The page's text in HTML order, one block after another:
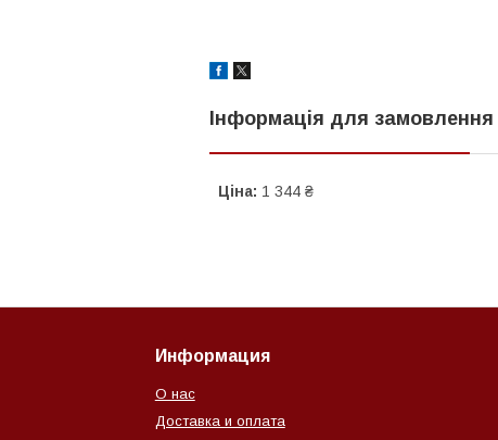
Інформація для замовлення
Ціна: 1 344 ₴
Информация
О нас
Доставка и оплата